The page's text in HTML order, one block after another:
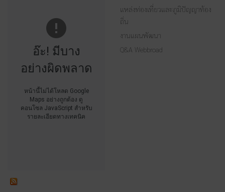
อ๊ะ! มีบาง
อย่างผิดพลาด
หน้านี้ไม่ได้โหลด Google
Maps อย่างถูกต้อง ดู
คอนโซล JavaScript สำหรับ
รายละเอียดทางเทคนิค
แหล่งท่องเที่ยวและภูมิปัญญาท้อง
ถิ่น
งานแผนพัฒนา
Q&A Webbroad